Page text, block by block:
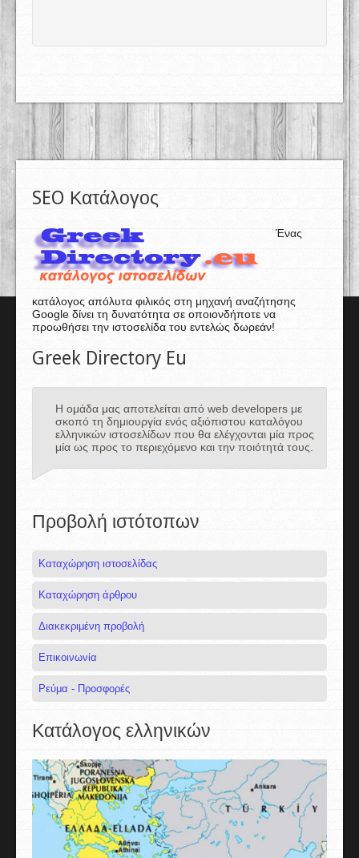
SEO Κατάλογος
Ένας
κατάλογος απόλυτα φιλικός στη μηχανή αναζήτησης
Google δίνει τη δυνατότητα σε οποιονδήποτε να
προωθήσει την ιστοσελίδα του εντελώς δωρεάν!
Greek Directory Eu
Η ομάδα μας αποτελείται από web developers με
σκοπό τη δημιουργία ενός αξιόπιστου καταλόγου
ελληνικών ιστοσελίδων που θα ελέγχονται μία προς
μία ως προς το περιεχόμενο και την ποιότητά τους.
Προβολή ιστότοπων
Καταχώρηση ιστοσελίδας
Καταχώρηση άρθρου
Διακεκριμένη προβολή
Επικοινωνία
Ρεύμα - Προσφορές
Κατάλογος ελληνικών